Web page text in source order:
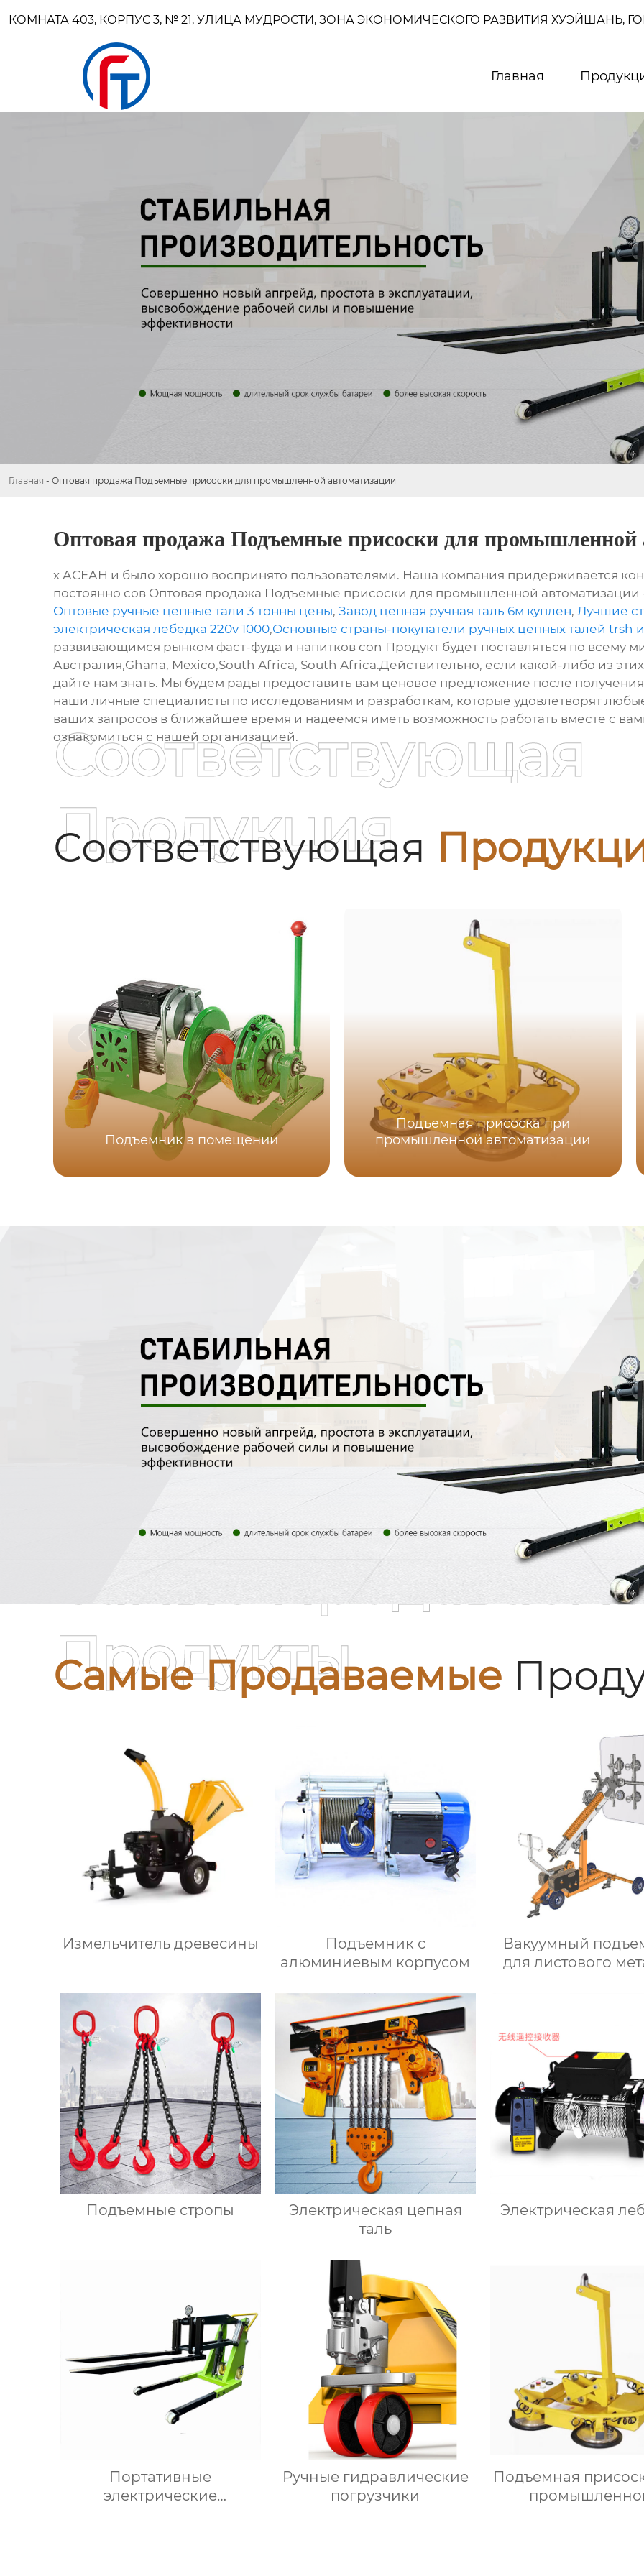
КОМНАТА 403, КОРПУС 3, № 21, УЛИЦА МУДРОСТИ, ЗОНА ЭКОНОМИЧЕСКОГО РАЗВИТИЯ ХУЭЙШАНЬ,
Главная
Главная - Оптовая продажа Подъемные присоски для промышленной автоматизации
Оптовая продажа Подъемные присоски для промышленной
х АСЕАН и было хорошо воспринято пользователями. Наша компания придерживается
постоянно сов Оптовая продажа Подъемные присоски для промышленной
Оптовые ручные цепные тали 3 тонны цены, Завод цепная ручная таль 6м куплен, Лучшие
электрическая лебедка 220v 1000,Основные страны-покупатели ручных цепных талей trsh
развивающимся рынком фаст-фуда и напитков con Продукт будет поставляться по всему
Австралия,Ghana, Mexico,South Africa, South Africa.Действительно, если какой-либо из
дайте нам знать. Мы будем рады предоставить вам ценовое предложение после
наши личные специалисты по исследованиям и разработкам, которые удовлетворят
ваших запросов в ближайшее время и надеемся иметь возможность работать вместе с
ознакомиться с нашей организацией.
Соответствующая
Соответствующая
Продукция
Подъемник в помещении
Подъемная присоска при
промышленной автоматизации
Самые Продаваемые
Самые
Продукты
Измельчитель древесины
Подъемник с
алюминиевым корпусом
Вакуумный
для листового
Подъемные стропы
Электрическая цепная
таль
Электрическая
Портативные
электрические
Ручные гидравлические
погрузчики
Подъемная